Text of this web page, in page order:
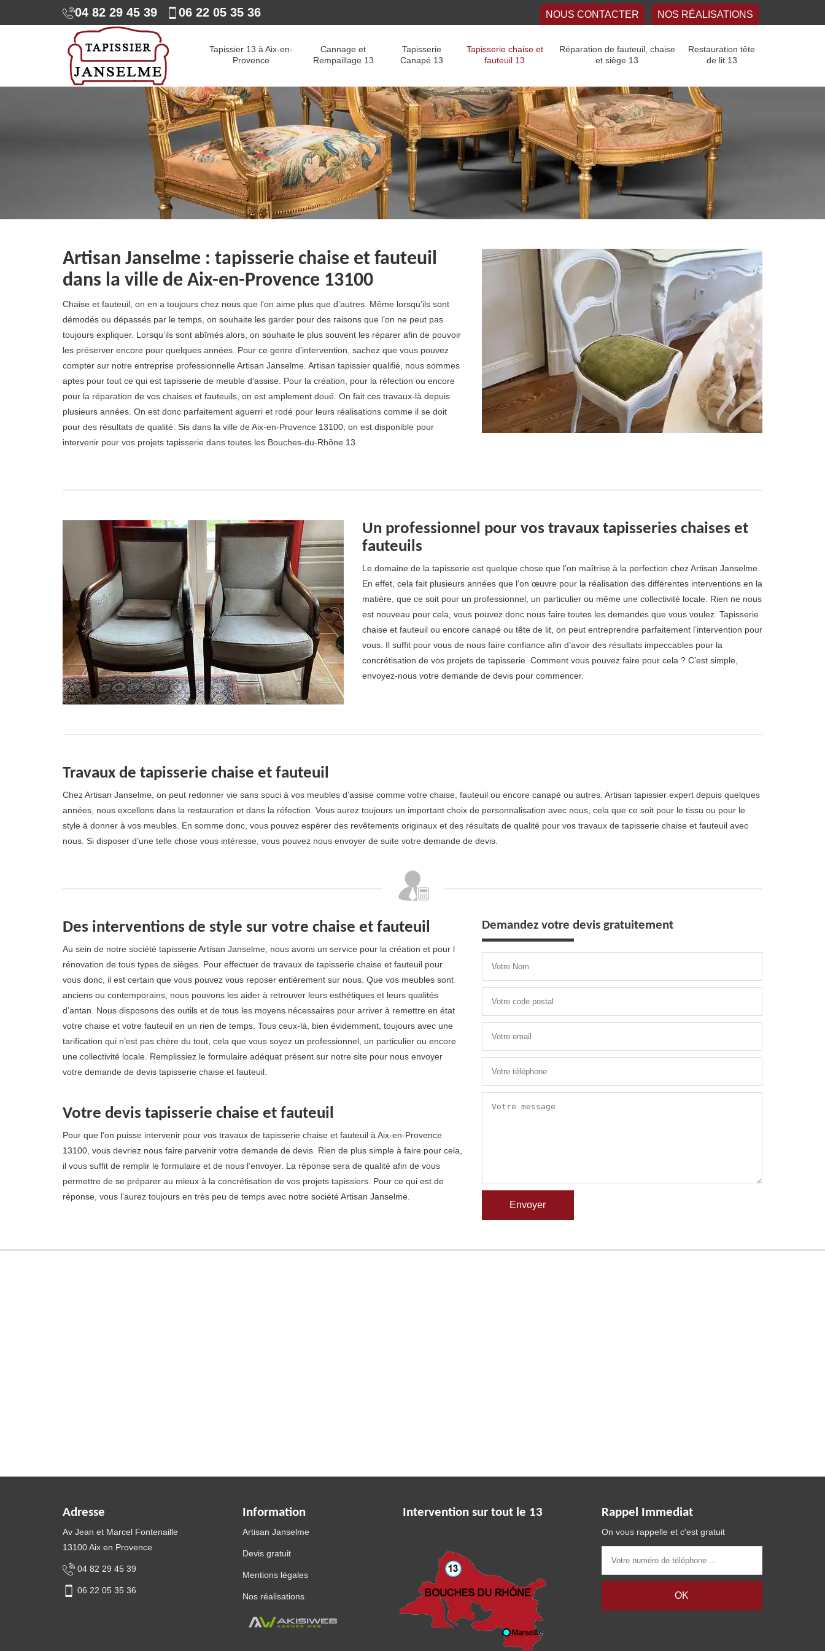
04 82 29 45 39 06 22 05 35 36 NOUS CONTACTER NOS RÉALISATIONS
Tapissier 13 à Aix-en-
Provence
Cannage et
Rempaillage 13
Tapisserie
Canapé 13
Tapisserie chaise et
fauteuil 13
Réparation de fauteuil, chaise
et siège 13
Restauration tête
de lit 13
Artisan Janselme : tapisserie chaise et fauteuil
dans la ville de Aix-en-Provence 13100
Chaise et fauteuil, on en a toujours chez nous que l’on aime plus que d’autres. Même lorsqu’ils sont
démodés ou dépassés par le temps, on souhaite les garder pour des raisons que l’on ne peut pas
toujours expliquer. Lorsqu’ils sont abîmés alors, on souhaite le plus souvent les réparer afin de pouvoir
les préserver encore pour quelques années. Pour ce genre d’intervention, sachez que vous pouvez
compter sur notre entreprise professionnelle Artisan Janselme. Artisan tapissier qualifié, nous sommes
aptes pour tout ce qui est tapisserie de meuble d’assise. Pour la création, pour la réfection ou encore
pour la réparation de vos chaises et fauteuils, on est amplement doué. On fait ces travaux-là depuis
plusieurs années. On est donc parfaitement aguerri et rodé pour leurs réalisations comme il se doit
pour des résultats de qualité. Sis dans la ville de Aix-en-Provence 13100, on est disponible pour
intervenir pour vos projets tapisserie dans toutes les Bouches-du-Rhône 13.
Un professionnel pour vos travaux tapisseries chaises et
fauteuils
Le domaine de la tapisserie est quelque chose que l’on maîtrise à la perfection chez Artisan Janselme.
En effet, cela fait plusieurs années que l’on œuvre pour la réalisation des différentes interventions en la
matière, que ce soit pour un professionnel, un particulier ou même une collectivité locale. Rien ne nous
est nouveau pour cela, vous pouvez donc nous faire toutes les demandes que vous voulez. Tapisserie
chaise et fauteuil ou encore canapé ou tête de lit, on peut entreprendre parfaitement l’intervention pour
vous. Il suffit pour vous de nous faire confiance afin d’avoir des résultats impeccables pour la
concrétisation de vos projets de tapisserie. Comment vous pouvez faire pour cela ? C’est simple,
envoyez-nous votre demande de devis pour commencer.
Travaux de tapisserie chaise et fauteuil
Chez Artisan Janselme, on peut redonner vie sans souci à vos meubles d’assise comme votre chaise, fauteuil ou encore canapé ou autres. Artisan tapissier expert depuis quelques
années, nous excellons dans la restauration et dans la réfection. Vous aurez toujours un important choix de personnalisation avec nous, cela que ce soit pour le tissu ou pour le
style à donner à vos meubles. En somme donc, vous pouvez espérer des revêtements originaux et des résultats de qualité pour vos travaux de tapisserie chaise et fauteuil avec
nous. Si disposer d’une telle chose vous intéresse, vous pouvez nous envoyer de suite votre demande de devis.
Des interventions de style sur votre chaise et fauteuil
Au sein de notre société tapisserie Artisan Janselme, nous avons un service pour la création et pour l
rénovation de tous types de sièges. Pour effectuer de travaux de tapisserie chaise et fauteuil pour
vous donc, il est certain que vous pouvez vous reposer entièrement sur nous. Que vos meubles sont
anciens ou contemporains, nous pouvons les aider à retrouver leurs esthétiques et leurs qualités
d’antan. Nous disposons des outils et de tous les moyens nécessaires pour arriver à remettre en état
votre chaise et votre fauteuil en un rien de temps. Tous ceux-là, bien évidemment, toujours avec une
tarification qui n’est pas chère du tout, cela que vous soyez un professionnel, un particulier ou encore
une collectivité locale. Remplissiez le formulaire adéquat présent sur notre site pour nous envoyer
votre demande de devis tapisserie chaise et fauteuil.
Votre devis tapisserie chaise et fauteuil
Pour que l’on puisse intervenir pour vos travaux de tapisserie chaise et fauteuil à Aix-en-Provence
13100, vous devriez nous faire parvenir votre demande de devis. Rien de plus simple à faire pour cela,
il vous suffit de remplir le formulaire et de nous l’envoyer. La réponse sera de qualité afin de vous
permettre de se préparer au mieux à la concrétisation de vos projets tapissiers. Pour ce qui est de
réponse, vous l’aurez toujours en très peu de temps avec notre société Artisan Janselme.
Demandez votre devis gratuitement
Adresse
Av Jean et Marcel Fontenaille
13100 Aix en Provence
04 82 29 45 39
06 22 05 35 36
Information
Artisan Janselme
Devis gratuit
Mentions légales
Nos réalisations
Intervention sur tout le 13 Rappel Immediat
On vous rappelle et c'est gratuit